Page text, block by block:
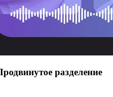
разделение